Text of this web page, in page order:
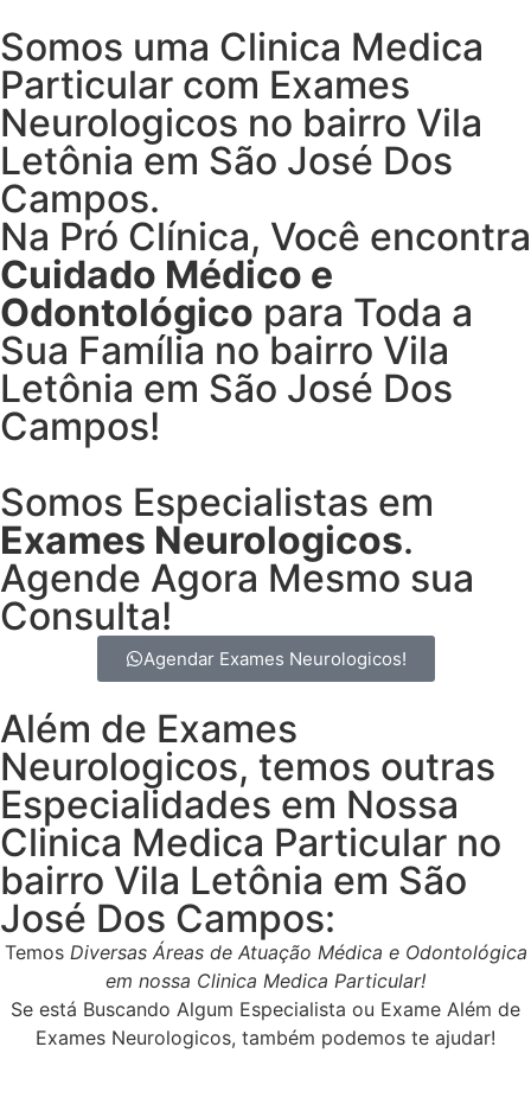
Somos uma Clinica Medica
Particular com Exames
Neurologicos no bairro Vila
Letônia em São José Dos
Campos.
Na Pró Clínica, Você encontra
Cuidado Médico e
Odontológico para Toda a
Sua Família no bairro Vila
Letônia em São José Dos
Campos!
Somos Especialistas em
Exames Neurologicos.
Agende Agora Mesmo sua
Consulta!
Agendar Exames Neurologicos!
Além de Exames
Neurologicos, temos outras
Especialidades em Nossa
Clinica Medica Particular no
bairro Vila Letônia em São
José Dos Campos:
Temos Diversas Áreas de Atuação Médica e Odontológica
em nossa Clinica Medica Particular!
Se está Buscando Algum Especialista ou Exame Além de
Exames Neurologicos, também podemos te ajudar!